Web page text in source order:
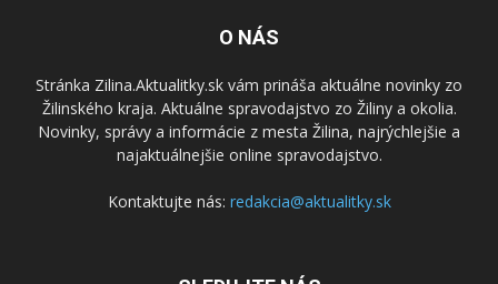
O NÁS
Stránka Zilina.Aktualitky.sk vám prináša aktuálne novinky zo
Žilinského kraja. Aktuálne spravodajstvo zo Žiliny a okolia.
Novinky, správy a informácie z mesta Žilina, najrýchlejšie a
najaktuálnejšie online spravodajstvo.
Kontaktujte nás: redakcia@aktualitky.sk